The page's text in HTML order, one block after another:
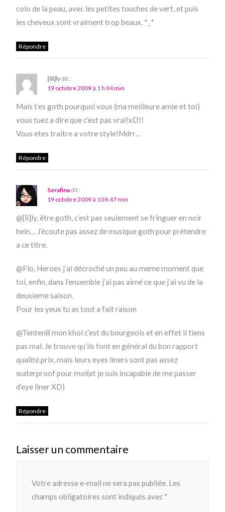
colo de la peau, avec les petites touches de vert, et puis
les cheveux sont vraiment trop beaux. *_*
Répondre
[lil]ly dit :
19 octobre 2009 à 1 h 04 min
Mais t’es goth pourquoi vous (ma meilleure amie et toi)
vous tuez a dire que c’est pas vrai!xD!!
Vous etes traitre a votre style!Mdrr…
Répondre
Serafina dit :
19 octobre 2009 à 10 h 47 min
@[li]ly, être goth, c’est pas seulement se fringuer en noir
hein… J’écoute pas assez de musique goth pour prétendre
a ce titre.
@Flo, Heroes j’ai décroché un peu au meme moment que
toi, enfin, dans l’ensemble j’ai pas aimé ce que j’ai vu de la
deuxieme saison.
Pour les yeux tu as tout a fait raison
@Tenten8 mon khol c’est du bourgeois et en effet il tiens
pas mal. Je trouve qu’ils font en général du bon rapport
qualité.prix, mais leurs eyes liners sont pas assez
waterproof pour moi(et je suis incapable de me passer
d’eye liner XD)
Répondre
Laisser un commentaire
Votre adresse e-mail ne sera pas publiée. Les
champs obligatoires sont indiqués avec *